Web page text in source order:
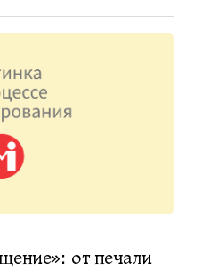
от печали